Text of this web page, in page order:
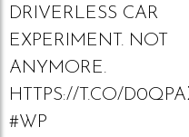
DRIVERLESS CAR
EXPERIMENT. NOT
ANYMORE.
HTTPS://T.CO/
#WP